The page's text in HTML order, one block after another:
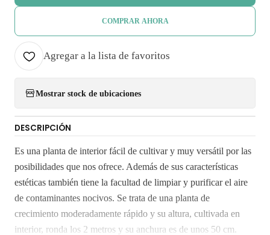
COMPRAR AHORA
Agregar a la lista de favoritos
Mostrar stock de ubicaciones
DESCRIPCIÓN
Es una planta de interior fácil de cultivar y muy versátil por las
posibilidades que nos ofrece. Además de sus características
estéticas también tiene la facultad de limpiar y purificar el aire
de contaminantes nocivos. Se trata de una planta de
crecimiento moderadamente rápido y su altura, cultivada en
interior, ronda los 2 metros y su anchura es de unos 50 cm.